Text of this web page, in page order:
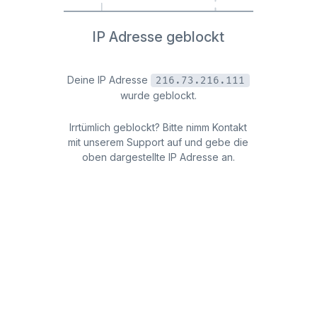
IP Adresse geblockt
Deine IP Adresse
216.73.216.111
wurde geblockt.
Irrtümlich geblockt? Bitte nimm Kontakt
mit unserem Support auf und gebe die
oben dargestellte IP Adresse an.